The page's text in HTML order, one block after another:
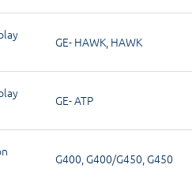
GE- HAWK, HAWK
GE- ATP
G400, G400/G450, G450